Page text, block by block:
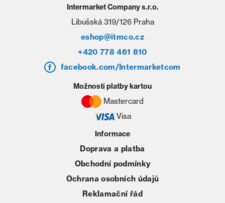
Intermarket Company s.r.o.
Libušská 319/126 Praha
eshop@itmco.cz
+420 778 461 810
facebook.com/Intermarketcom
Informace
Doprava a platba
Obchodní podmínky
Ochrana osobních údajů
Reklamační řád
Možnosti platby kartou
Mastercard
Visa